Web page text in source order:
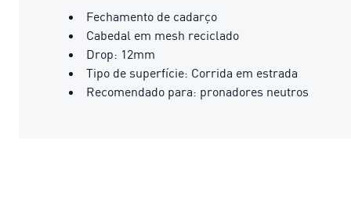
Fechamento de cadarço
Cabedal em mesh reciclado
Drop: 12mm
Tipo de superfície: Corrida em estrada
Recomendado para: pronadores neutros